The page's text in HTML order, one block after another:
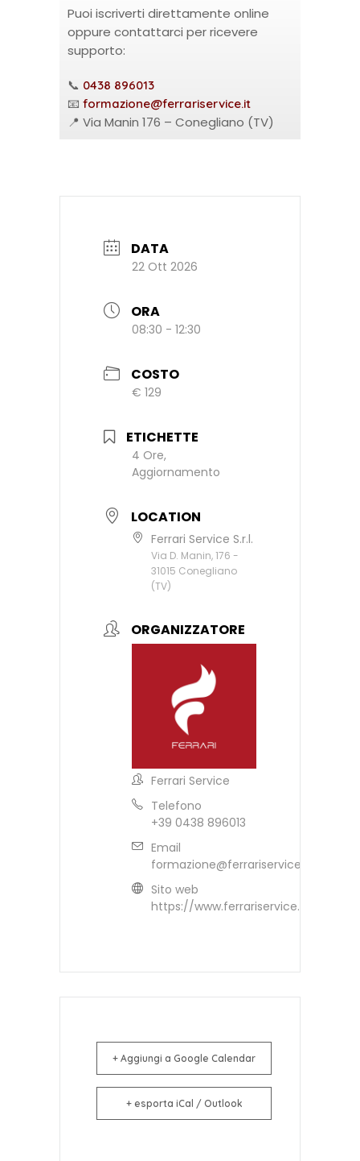
Puoi iscriverti direttamente online
oppure contattarci per ricevere
supporto:
📞 0438 896013
📧 formazione@ferrariservice.it
📍 Via Manin 176 – Conegliano (TV)
DATA
22 Ott 2026
ORA
08:30 - 12:30
COSTO
€ 129
ETICHETTE
4 Ore,
Aggiornamento
LOCATION
Ferrari Service S.r.l.
Via D. Manin, 176 -
31015 Conegliano
(TV)
ORGANIZZATORE
Ferrari Service
Telefono
+39 0438 896013
Email
formazione@ferrariservice.it
Sito web
https://www.ferrariservice.it
+ Aggiungi a Google Calendar
+ esporta iCal / Outlook